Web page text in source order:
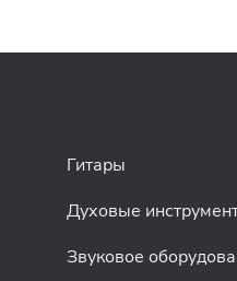
Гитары
Духовые
Звуковое